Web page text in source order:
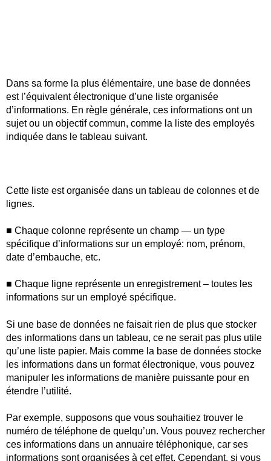
Dans sa forme la plus élémentaire, une base de données
est l’équivalent électronique d’une liste organisée
d’informations. En règle générale, ces informations ont un
sujet ou un objectif commun, comme la liste des employés
indiquée dans le tableau suivant.
Cette liste est organisée dans un tableau de colonnes et de
lignes.
■ Chaque colonne représente un champ — un type
spécifique d’informations sur un employé: nom, prénom,
date d’embauche, etc.
■ Chaque ligne représente un enregistrement – toutes les
informations sur un employé spécifique.
Si une base de données ne faisait rien de plus que stocker
des informations dans un tableau, ce ne serait pas plus utile
qu’une liste papier. Mais comme la base de données stocke
les informations dans un format électronique, vous pouvez
manipuler les informations de manière puissante pour en
étendre l’utilité.
Par exemple, supposons que vous souhaitiez trouver le
numéro de téléphone de quelqu’un. Vous pouvez rechercher
ces informations dans un annuaire téléphonique, car ses
informations sont organisées à cet effet. Cependant, si vous